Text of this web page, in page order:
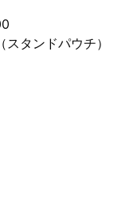
タンドパウチ）